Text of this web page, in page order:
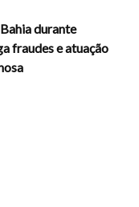
durante
fraudes e atuação